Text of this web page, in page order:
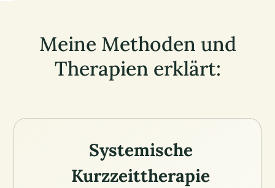
Meine Methoden und
Therapien erklärt:
Systemische
Kurzzeittherapie